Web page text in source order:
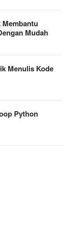
Mudah
Menulis Kode
Python